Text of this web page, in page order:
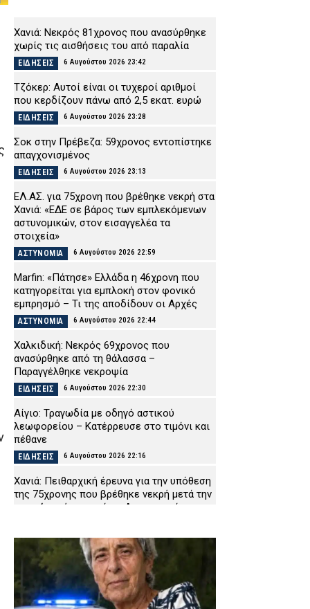
Χανιά: Νεκρός 81χρονος που ανασύρθηκε
χωρίς τις αισθήσεις του από παραλία
ΕΙΔΗΣΕΙΣ 6 Αυγούστου 2026 23:42
Τζόκερ: Αυτοί είναι οι τυχεροί αριθμοί
που κερδίζουν πάνω από 2,5 εκατ. ευρώ
ΕΙΔΗΣΕΙΣ 6 Αυγούστου 2026 23:28
Σοκ στην Πρέβεζα: 59χρονος εντοπίστηκε
απαγχονισμένος
ΕΙΔΗΣΕΙΣ 6 Αυγούστου 2026 23:13
ΕΛ.ΑΣ. για 75χρονη που βρέθηκε νεκρή στα
Χανιά: «ΕΔΕ σε βάρος των εμπλεκόμενων
αστυνομικών, στον εισαγγελέα τα
στοιχεία»
ΑΣΤΥΝΟΜΙΑ 6 Αυγούστου 2026 22:59
Marfin: «Πάτησε» Ελλάδα η 46χρονη που
κατηγορείται για εμπλοκή στον φονικό
εμπρησμό – Τι της αποδίδουν οι Αρχές
ΑΣΤΥΝΟΜΙΑ 6 Αυγούστου 2026 22:44
Χαλκιδική: Νεκρός 69χρονος που
ανασύρθηκε από τη θάλασσα –
Παραγγέλθηκε νεκροψία
ΕΙΔΗΣΕΙΣ 6 Αυγούστου 2026 22:30
Αίγιο: Τραγωδία με οδηγό αστικού
λεωφορείου – Κατέρρευσε στο τιμόνι και
πέθανε
ΕΙΔΗΣΕΙΣ 6 Αυγούστου 2026 22:16
Χανιά: Πειθαρχική έρευνα για την υπόθεση
της 75χρονης που βρέθηκε νεκρή μετά την
αποχώρησή της από το Αστυνομικό
ΑΣΤΥΝΟΜΙΑ 6 Αυγούστου 2026 22:01
Εύβοια: Νεκρός ο 35χρονος που πάλευε
για τη ζωή του μετά το τροχαίο με
αγριογούρουνο
ΕΙΔΗΣΕΙΣ 6 Αυγούστου 2026 21:47